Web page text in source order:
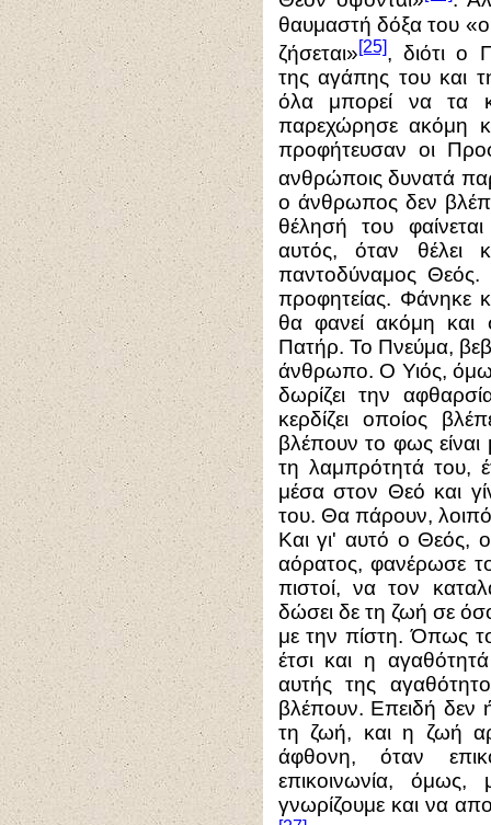
θαυμαστή δόξα του
ζήσεται»[25], διότι ο
της αγάπης του και
όλα μπορεί να τα
παρεχώρησε ακόμη
προφήτευσαν οι
ανθρώποις δυνατά
ο άνθρωπος δεν
θέλησή του
αυτός, όταν θέλει
παντοδύναμος
προφητείας. Φάνηκε
θα φανεί ακόμη
Πατήρ. Το Πνεύμα,
άνθρωπο. Ο Υιός,
δωρίζει την
κερδίζει οποίος
βλέπουν το φως
τη λαμπρότητά του,
μέσα στον Θεό και
του. Θα πάρουν,
Και γι' αυτό ο Θεός,
αόρατος, φανέρωσε
πιστοί, να τον
δώσει δε τη ζωή σε
με την πίστη. Όπως το
έτσι και η
αυτής της
βλέπουν. Επειδή δεν
τη ζωή, και η ζωή
άφθονη, όταν
επικοινωνία,
γνωρίζουμε και να